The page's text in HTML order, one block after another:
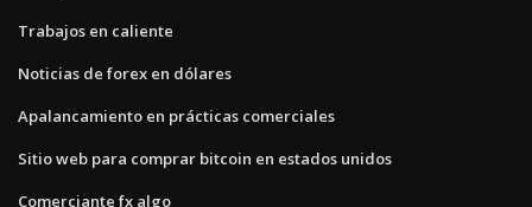
Trabajos en caliente
Noticias de forex en dólares
Apalancamiento en prácticas comerciales
Sitio web para comprar bitcoin en estados unidos
Comerciante fx algo